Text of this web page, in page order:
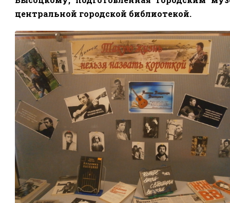
центральной городской библиотекой.